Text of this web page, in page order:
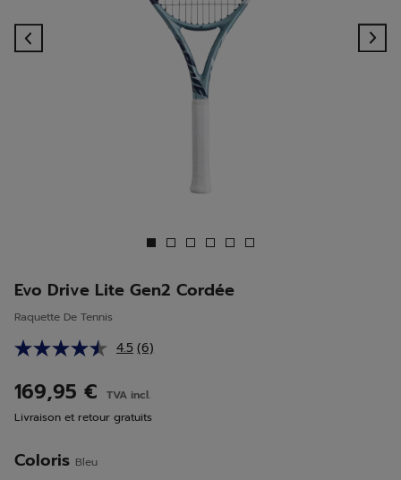
Evo Drive Lite Gen2 Cordée
Raquette De Tennis
4.5 Lire
Lien
sur
la
(6)
169,95 €
TVA incl.
Livraison et retour gratuits
Coloris Bleu